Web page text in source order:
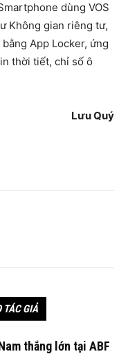
dùng VOS
Không gian riêng tư,
App Locker, ứng
thời tiết, chỉ số ô
Lưu Quý
TÁC GIẢ
thắng lớn tại ABF